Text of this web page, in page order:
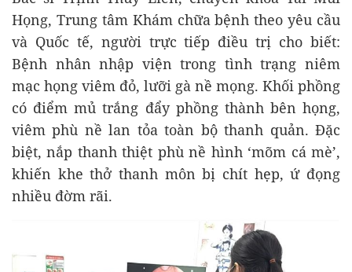
Họng, Trung tâm Khám chữa bệnh theo yêu cầu
và Quốc tế, người trực tiếp điều trị cho biết:
Bệnh nhân nhập viện trong tình trạng niêm
mạc họng viêm đỏ, lưỡi gà nề mọng. Khối phồng
có điểm mủ trắng đẩy phồng thành bên họng,
viêm phù nề lan tỏa toàn bộ thanh quản. Đặc
biệt, nắp thanh thiệt phù nề hình ‘mõm cá mè’,
khiến khe thở thanh môn bị chít hẹp, ứ đọng
nhiều đờm rãi.